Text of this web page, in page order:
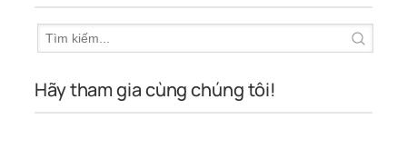
Hãy tham gia cùng chúng tôi!